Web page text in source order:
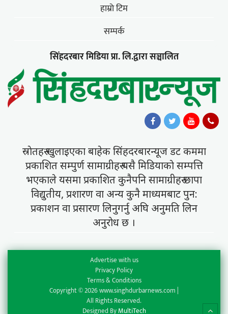
हाम्राे टिम
सम्पर्क
सिंहदरबार मिडिया प्रा. लि.द्वारा सञ्चालित
स्राेतहरु खुलाइएका बाहेक सिंहदरबारन्यूज डट कममा
प्रकाशित सम्पुर्ण सामाग्रीहरु यसै मिडियाकाे सम्पत्ति
भएकाले यसमा प्रकाशित कुनैपनि सामाग्रीहरु छापा
विद्युतीय, प्रशारण वा अन्य कुनै माध्यमबाट पुन:
प्रकाशन वा प्रसारण लिनुगर्नु अघि अनुमति लिन
अनुराेध छ ।
Advertise with us
Privacy Policy
Terms & Conditions
Copyright © 2026 www.singhdurbarnews.com |
All Rights Reserved.
Designed ByMultiTech